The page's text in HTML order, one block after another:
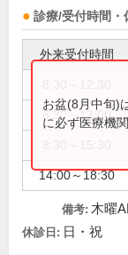
診療/受付時間・
外来受付時間
8:30～13:00
14:00～18:30
お盆(8月中旬)
に必ず医療機
備考: 木曜
休診日: 日・祝